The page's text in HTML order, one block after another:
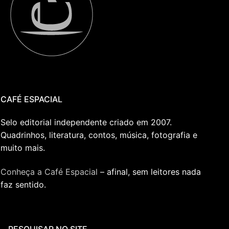
CAFÉ ESPACIAL
Selo editorial independente criado em 2007.
Quadrinhos, literatura, contos, música, fotografia e
muito mais.
Conheça a Café Espacial – afinal, sem leitores nada
faz sentido.